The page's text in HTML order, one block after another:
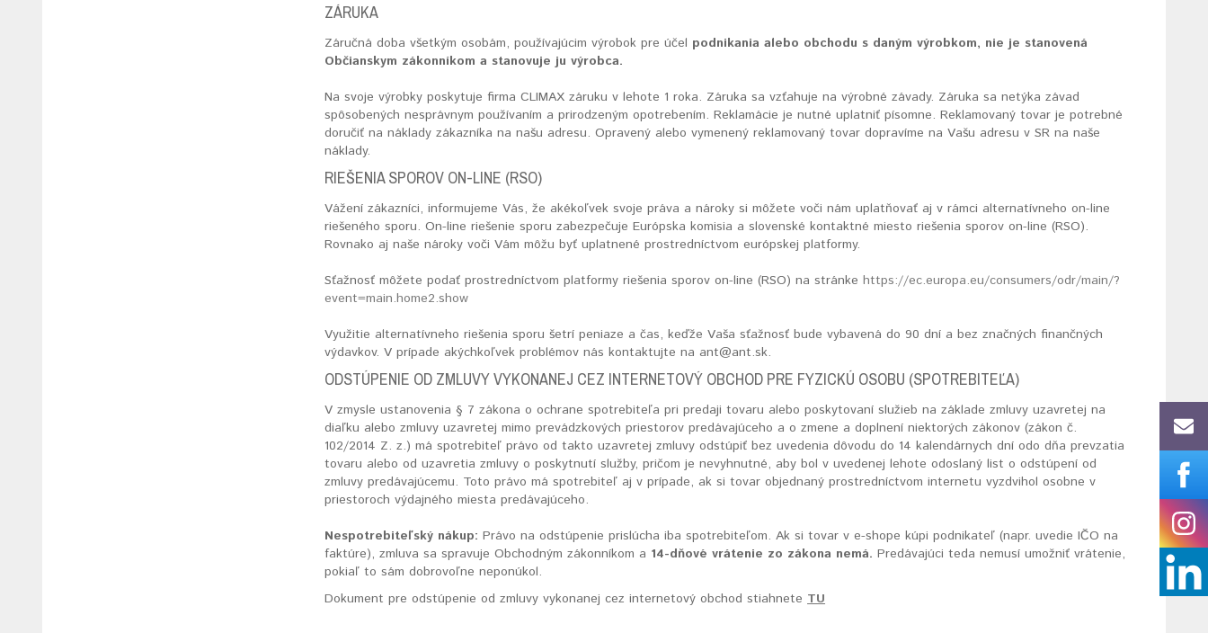
ZÁRUKA
Záručná doba všetkým osobám, používajúcim výrobok pre účel podnikania alebo obchodu s daným výrobkom, nie je stanovená
Občianskym zákonníkom a stanovuje ju výrobca.
Na svoje výrobky poskytuje firma CLIMAX záruku v lehote 1 roka. Záruka sa vzťahuje na výrobné závady. Záruka sa netýka závad
spôsobených nesprávnym používaním a prirodzeným opotrebením. Reklamácie je nutné uplatniť písomne. Reklamovaný tovar je potrebné
doručiť na náklady zákazníka na našu adresu. Opravený alebo vymenený reklamovaný tovar dopravíme na Vašu adresu v SR na naše
náklady.
RIEŠENIA SPOROV ON-LINE (RSO)
Vážení zákazníci, informujeme Vás, že akékoľvek svoje práva a nároky si môžete voči nám uplatňovať aj v rámci alternatívneho on-line
riešeného sporu. On-line riešenie sporu zabezpečuje Európska komisia a slovenské kontaktné miesto riešenia sporov on-line (RSO).
Rovnako aj naše nároky voči Vám môžu byť uplatnené prostredníctvom európskej platformy.
Sťažnosť môžete podať prostredníctvom platformy riešenia sporov on-line (RSO) na stránkehttps://ec.europa.eu/consumers/odr/main/?
event=main.home2.show
Využitie alternatívneho riešenia sporu šetrí peniaze a čas, keďže Vaša sťažnosť bude vybavená do 90 dní a bez značných finančných
výdavkov. V prípade akýchkoľvek problémov nás kontaktujte na ant@ant.sk.
ODSTÚPENIE OD ZMLUVY VYKONANEJ CEZ INTERNETOVÝ OBCHOD PRE FYZICKÚ OSOBU (SPOTREBITEĽA)
V zmysle ustanovenia § 7 zákona o ochrane spotrebiteľa pri predaji tovaru alebo poskytovaní služieb na základe zmluvy uzavretej na
diaľku alebo zmluvy uzavretej mimo prevádzkových priestorov predávajúceho a o zmene a doplnení niektorých zákonov (zákon č.
102/2014 Z. z.) má spotrebiteľ právo od takto uzavretej zmluvy odstúpiť bez uvedenia dôvodu do 14 kalendárnych dní odo dňa prevzatia
tovaru alebo od uzavretia zmluvy o poskytnutí služby, pričom je nevyhnutné, aby bol v uvedenej lehote odoslaný list o odstúpení od
zmluvy predávajúcemu. Toto právo má spotrebiteľ aj v prípade, ak si tovar objednaný prostredníctvom internetu vyzdvihol osobne v
priestoroch výdajného miesta predávajúceho.
Nespotrebiteľský nákup: Právo na odstúpenie prislúcha iba spotrebiteľom. Ak si tovar v e-shope kúpi podnikateľ (napr. uvedie IČO na
faktúre), zmluva sa spravuje Obchodným zákonníkom a 14-dňové vrátenie zo zákona nemá. Predávajúci teda nemusí umožniť vrátenie,
pokiaľ to sám dobrovoľne neponúkol.
Dokument pre odstúpenie od zmluvy vykonanej cez internetový obchod stiahneteTU